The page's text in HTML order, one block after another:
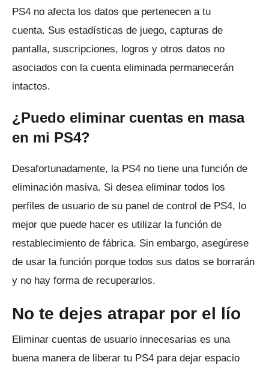
PS4 no afecta los datos que pertenecen a tu
cuenta. Sus estadísticas de juego, capturas de
pantalla, suscripciones, logros y otros datos no
asociados con la cuenta eliminada permanecerán
intactos.
¿Puedo eliminar cuentas en masa
en mi PS4?
Desafortunadamente, la PS4 no tiene una función de
eliminación masiva. Si desea eliminar todos los
perfiles de usuario de su panel de control de PS4, lo
mejor que puede hacer es utilizar la función de
restablecimiento de fábrica. Sin embargo, asegúrese
de usar la función porque todos sus datos se borrarán
y no hay forma de recuperarlos.
No te dejes atrapar por el lío
Eliminar cuentas de usuario innecesarias es una
buena manera de liberar tu PS4 para dejar espacio